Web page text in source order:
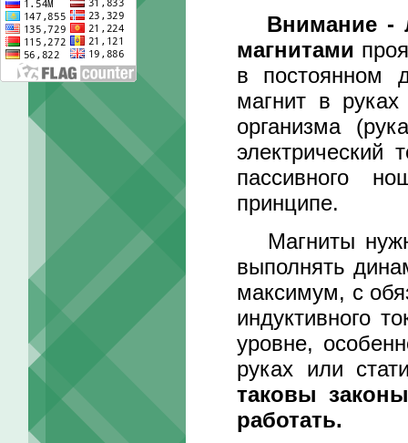
Внимание -
магнитами
в постоянном
магнит в
организма
электрический
пассивного
принципе.
Магниты
выполнять
максимум, с
индуктивного
уровне,
руках или
таковы
работать.